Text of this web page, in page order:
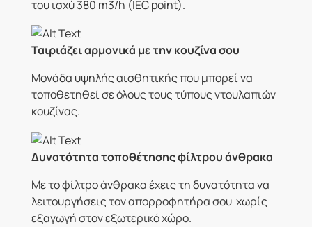
του ισχύ 380 m3/h (IEC point).
Ταιριάζει αρμονικά με την κουζίνα σου
Μονάδα υψηλής αισθητικής που μπορεί να
τοποθετηθεί σε όλους τους τύπους ντουλαπιών
κουζίνας.
Δυνατότητα τοποθέτησης φίλτρου άνθρακα
Με το φίλτρο άνθρακα έχεις τη δυνατότητα να
λειτουργήσεις τον απορροφητήρα σου χωρίς
εξαγωγή στον εξωτερικό χώρο.